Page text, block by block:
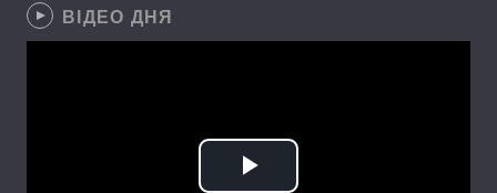
ВІДЕО ДНЯ